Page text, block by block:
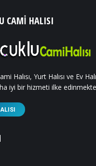
CAMI HALISI
Halısı, Yurt Halısı ve Ev
iyi bir hizmeti ilke